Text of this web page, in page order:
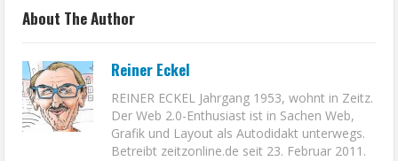
About The Author
Reiner Eckel
REINER ECKEL Jahrgang 1953, wohnt in Zeitz.
Der Web 2.0-Enthusiast ist in Sachen Web,
Grafik und Layout als Autodidakt unterwegs.
Betreibt zeitzonline.de seit 23. Februar 2011.